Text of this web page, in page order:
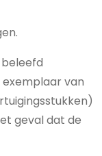
van
geval dat de